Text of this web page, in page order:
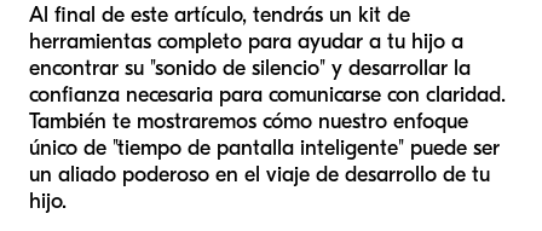
Al final de este artículo, tendrás un kit de
herramientas completo para ayudar a tu hijo a
encontrar su "sonido de silencio" y desarrollar la
confianza necesaria para comunicarse con claridad.
También te mostraremos cómo nuestro enfoque
único de "tiempo de pantalla inteligente" puede ser
un aliado poderoso en el viaje de desarrollo de tu
hijo.